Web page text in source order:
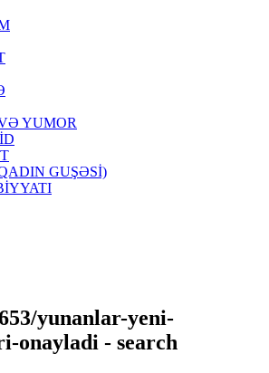
YUMOR
GUŞƏSİ)
yunanlar-yeni-
onayladi - search